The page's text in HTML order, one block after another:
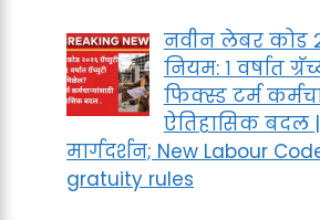
नवीन लेबर कोड
नियम: १ वर्षात
फिक्स्ड टर्म
ऐतिहासिक बदल
मार्गदर्शन; New Labour
gratuity rules